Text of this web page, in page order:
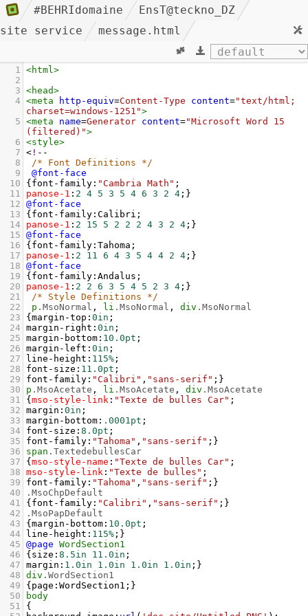
#BEHRIdomaine
EnsT@teckno_DZ
site service
message.html
1 <html>
2
3 <head>
4 <meta http-equiv=Content-Type content="text/html;
charset=windows-1251">
5 <meta name=Generator content="Microsoft Word 15
(filtered)">
6 <style>
7 < ! --
8
/* Font Definitions */
9
@font-face
10
{ font-family : "Cambria Math" ;
11
panose-1 : 2 4 5 3 5 4 6 3 2 4 ;}
12 @font-face
13
{ font-family : Calibri ;
14
panose-1 : 2 15 5 2 2 2 4 3 2 4 ;}
15 @font-face
16
{ font-family : Tahoma ;
17
panose-1 : 2 11 6 4 3 5 4 4 2 4 ;}
18 @font-face
19
{ font-family : Andalus ;
20
panose-1 : 2 2 6 3 5 4 5 2 3 4 ;}
21
/* Style Definitions */
22
p .MsoNormal , li .MsoNormal , div .MsoNormal
23
{ margin-top : 0in ;
24 margin-right : 0in ;
25 margin-bottom : 10.0pt ;
26 margin-left : 0in ;
27
line-height : 115% ;
28
font-size : 11.0pt ;
29
font-family : "Calibri" , "sans-serif" ;}
30
p .MsoAcetate , li .MsoAcetate , div .MsoAcetate
31
{ mso-style-link : "Texte de bulles Car" ;
32 margin : 0in ;
33 margin-bottom : .0001pt ;
34
font-size : 8.0pt ;
35
font-family : "Tahoma" , "sans-serif" ;}
36
span .TextedebullesCar
37
{ mso-style-name : "Texte de bulles Car" ;
38 mso-style-link : "Texte de bulles" ;
39
font-family : "Tahoma" , "sans-serif" ;}
40
.MsoChpDefault
41
{ font-family : "Calibri" , "sans-serif" ;}
42
.MsoPapDefault
43
{ margin-bottom : 10.0pt ;
44
line-height : 115% ;}
45 @page WordSection1
46
{ size : 8.5in 11.0in ;
47 margin : 1.0in 1.0in 1.0in 1.0in ;}
48 div .WordSection1
49
{ page : WordSection1 ;}
50
body
51
{